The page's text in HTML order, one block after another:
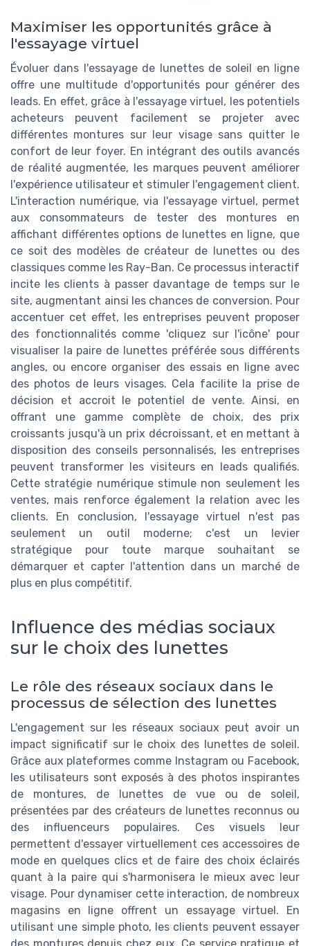
Maximiser les opportunités grâce à
l'essayage virtuel
Évoluer dans l'essayage de lunettes de soleil en ligne
offre une multitude d'opportunités pour générer des
leads. En effet, grâce à l'essayage virtuel, les potentiels
acheteurs peuvent facilement se projeter avec
différentes montures sur leur visage sans quitter le
confort de leur foyer. En intégrant des outils avancés
de réalité augmentée, les marques peuvent améliorer
l'expérience utilisateur et stimuler l'engagement client.
L'interaction numérique, via l'essayage virtuel, permet
aux consommateurs de tester des montures en
affichant différentes options de lunettes en ligne, que
ce soit des modèles de créateur de lunettes ou des
classiques comme les Ray-Ban. Ce processus interactif
incite les clients à passer davantage de temps sur le
site, augmentant ainsi les chances de conversion. Pour
accentuer cet effet, les entreprises peuvent proposer
des fonctionnalités comme 'cliquez sur l'icône' pour
visualiser la paire de lunettes préférée sous différents
angles, ou encore organiser des essais en ligne avec
des photos de leurs visages. Cela facilite la prise de
décision et accroit le potentiel de vente. Ainsi, en
offrant une gamme complète de choix, des prix
croissants jusqu'à un prix décroissant, et en mettant à
disposition des conseils personnalisés, les entreprises
peuvent transformer les visiteurs en leads qualifiés.
Cette stratégie numérique stimule non seulement les
ventes, mais renforce également la relation avec les
clients. En conclusion, l'essayage virtuel n'est pas
seulement un outil moderne; c'est un levier
stratégique pour toute marque souhaitant se
démarquer et capter l'attention dans un marché de
plus en plus compétitif.
Influence des médias sociaux
sur le choix des lunettes
Le rôle des réseaux sociaux dans le
processus de sélection des lunettes
L'engagement sur les réseaux sociaux peut avoir un
impact significatif sur le choix des lunettes de soleil.
Grâce aux plateformes comme Instagram ou Facebook,
les utilisateurs sont exposés à des photos inspirantes
de montures, de lunettes de vue ou de soleil,
présentées par des créateurs de lunettes reconnus ou
des influenceurs populaires. Ces visuels leur
permettent d'essayer virtuellement ces accessoires de
mode en quelques clics et de faire des choix éclairés
quant à la paire qui s'harmonisera le mieux avec leur
visage. Pour dynamiser cette interaction, de nombreux
magasins en ligne offrent un essayage virtuel. En
utilisant une simple photo, les clients peuvent essayer